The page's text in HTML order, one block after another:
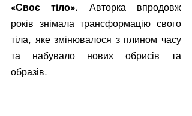
«Своє тіло». Авторка впродовж
років знімала трансформацію свого
тіла, яке змінювалося з плином часу
та набувало нових обрисів та
образів.